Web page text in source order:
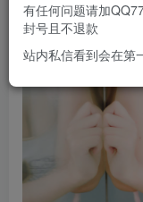
有任何问题请加
封号且不退款
站内私信看到会在第